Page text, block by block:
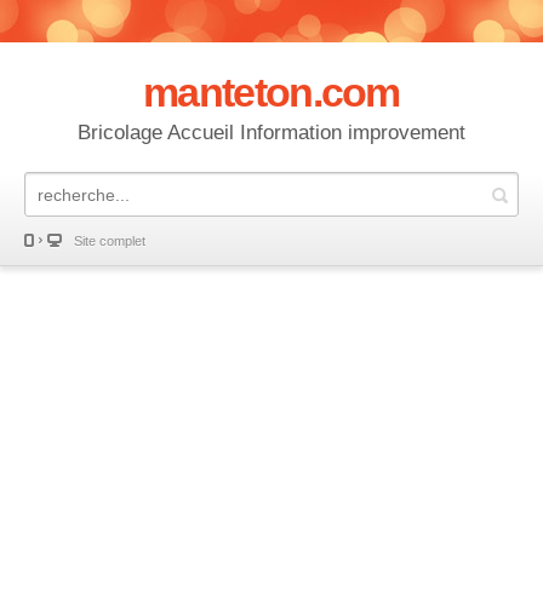
manteton.com
Bricolage Accueil Information improvement
Site complet